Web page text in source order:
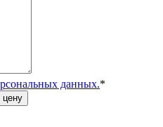
данных.*
цену